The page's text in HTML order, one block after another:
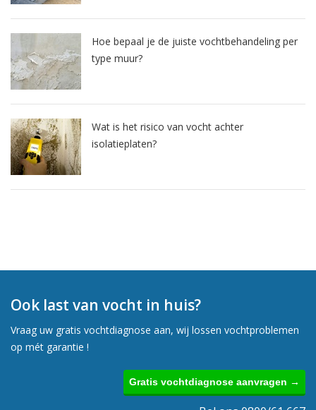
Hoe bepaal je de juiste vochtbehandeling per
type muur?
Wat is het risico van vocht achter
isolatieplaten?
Ook last van vocht in huis?
Vraag uw gratis vochtdiagnose aan, wij lossen vochtproblemen
op mét garantie !
Gratis vochtdiagnose aanvragen →